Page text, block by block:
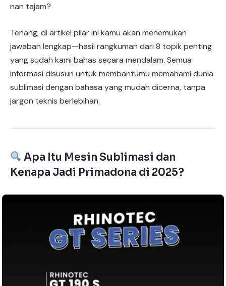
nan tajam?
Tenang, di artikel pilar ini kamu akan menemukan
jawaban lengkap—hasil rangkuman dari 8 topik penting
yang sudah kami bahas secara mendalam. Semua
informasi disusun untuk membantumu memahami dunia
sublimasi dengan bahasa yang mudah dicerna, tanpa
jargon teknis berlebihan.
Apa Itu Mesin Sublimasi dan
Kenapa Jadi Primadona di 2025?